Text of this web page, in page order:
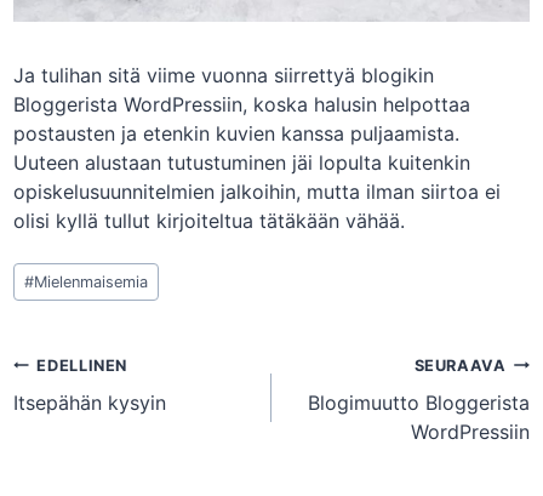
Ja tulihan sitä viime vuonna siirrettyä blogikin
Bloggerista WordPressiin, koska halusin helpottaa
postausten ja etenkin kuvien kanssa puljaamista.
Uuteen alustaan tutustuminen jäi lopulta kuitenkin
opiskelusuunnitelmien jalkoihin, mutta ilman siirtoa ei
olisi kyllä tullut kirjoiteltua tätäkään vähää.
Avainsanat:
#Mielenmaisemia
Artikkelien
selaus
EDELLINEN
Itsepähän kysyin
SEURAAVA
Blogimuutto Bloggerista
WordPressiin